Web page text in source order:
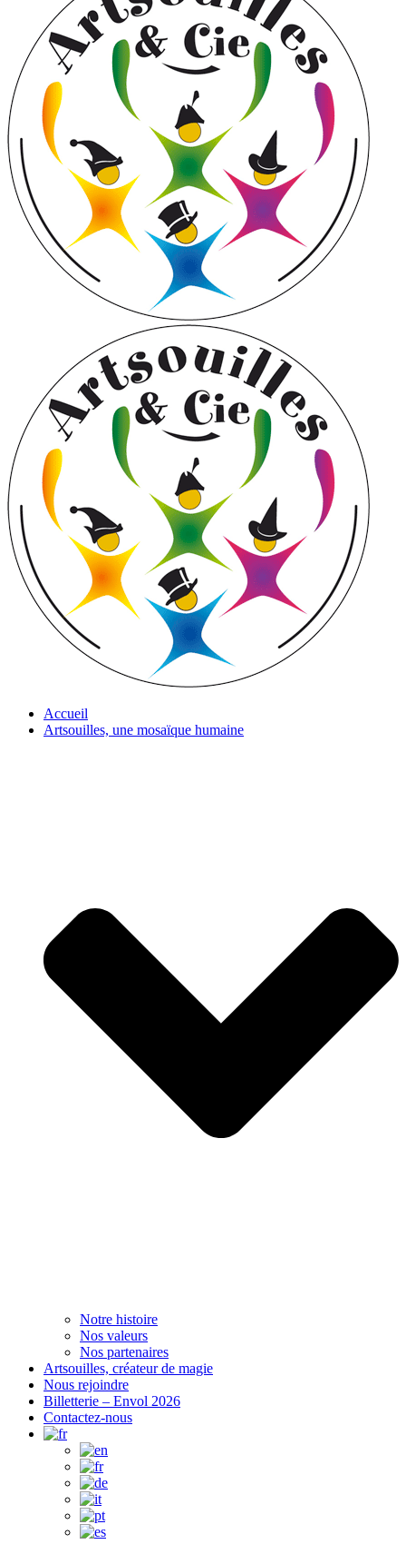
Accueil
Artsouilles, une mosaïque humaine
Notre histoire
Nos valeurs
Nos partenaires
Artsouilles, créateur de magie
Nous rejoindre
Billetterie – Envol 2026
Contactez-nous